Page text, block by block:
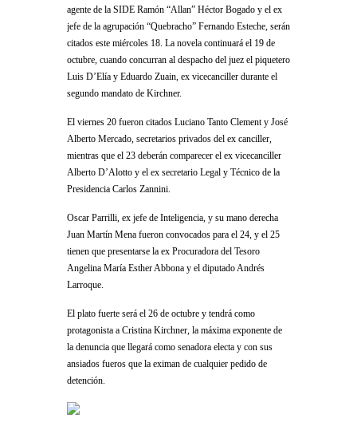
agente de la SIDE Ramón “Allan” Héctor Bogado y el ex
jefe de la agrupación “Quebracho” Fernando Esteche, serán
citados este miércoles 18. La novela continuará el 19 de
octubre, cuando concurran al despacho del juez el piquetero
Luis D’Elía y Eduardo Zuain, ex vicecanciller durante el
segundo mandato de Kirchner.
El viernes 20 fueron citados Luciano Tanto Clement y José
Alberto Mercado, secretarios privados del ex canciller,
mientras que el 23 deberán comparecer el ex vicecanciller
Alberto D’Alotto y el ex secretario Legal y Técnico de la
Presidencia Carlos Zannini.
Oscar Parrilli, ex jefe de Inteligencia, y su mano derecha
Juan Martín Mena fueron convocados para el 24, y el 25
tienen que presentarse la ex Procuradora del Tesoro
Angelina María Esther Abbona y el diputado Andrés
Larroque.
El plato fuerte será el 26 de octubre y tendrá como
protagonista a Cristina Kirchner, la máxima exponente de
la denuncia que llegará como senadora electa y con sus
ansiados fueros que la eximan de cualquier pedido de
detención.